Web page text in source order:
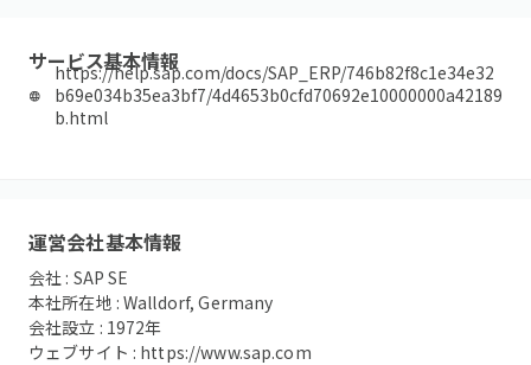
サービス基本情報
https://help.sap.com/docs/SAP_ERP/746b82f8c1e34e32
b69e034b35ea3bf7/4d4653b0cfd70692e10000000a42189
b.html
運営会社基本情報
会社 : SAP SE
本社所在地 :Walldorf, Germany
会社設立 : 1972年
ウェブサイト : https://www.sap.com